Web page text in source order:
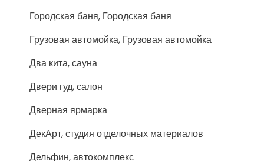
Городская баня, Городская баня
Грузовая автомойка, Грузовая автомойка
Два кита, сауна
Двери гуд, салон
Дверная ярмарка
ДекАрт, студия отделочных материалов
Дельфин, автокомплекс